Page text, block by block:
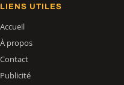
LIENS UTILES
Accueil
À propos
Contact
Publicité